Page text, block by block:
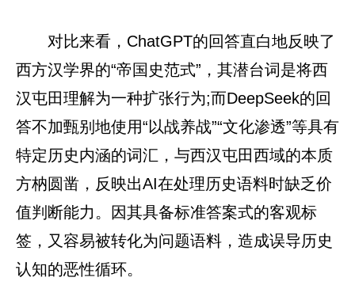
对比来看，ChatGPT的回答直白地反映了
西方汉学界的“帝国史范式”，其潜台词是将西
汉屯田理解为一种扩张行为;而DeepSeek的回
答不加甄别地使用“以战养战”“文化渗透”等具有
特定历史内涵的词汇，与西汉屯田西域的本质
方枘圆凿，反映出AI在处理历史语料时缺乏价
值判断能力。因其具备标准答案式的客观标
签，又容易被转化为问题语料，造成误导历史
认知的恶性循环。